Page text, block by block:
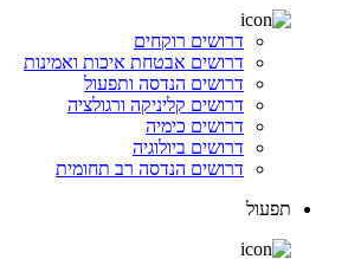
דרושים רוקחים
דרושים אבטחת איכות ואמינות
דרושים הנדסה ותפעול
דרושים קליניקה ורגולציה
דרושים כימיה
דרושים ביולוגיה
דרושים הנדסה רב תחומית
תפעול